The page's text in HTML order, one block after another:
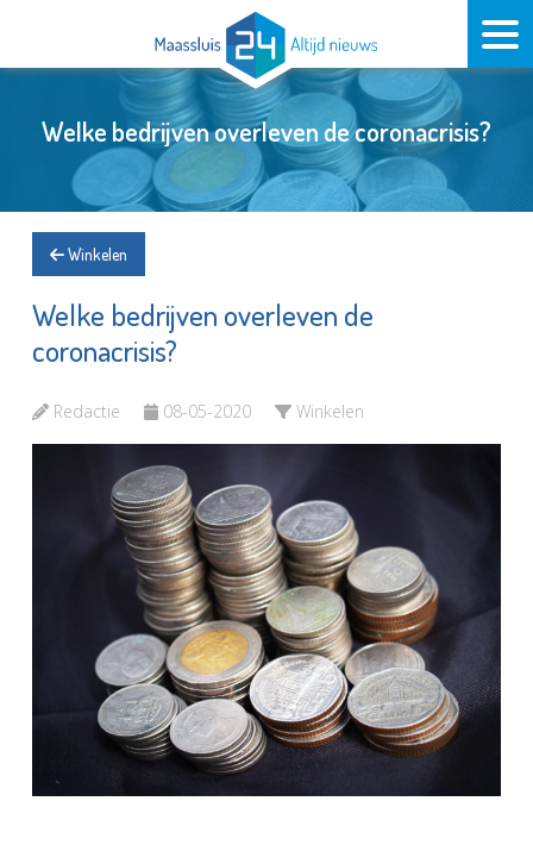
Welke bedrijven overleven de coronacrisis?
Winkelen
Welke bedrijven overleven de
coronacrisis?
Redactie 08-05-2020 Winkelen